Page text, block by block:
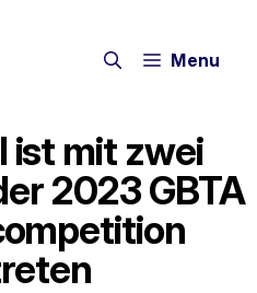
Menu
ist mit zwei
2023 GBTA